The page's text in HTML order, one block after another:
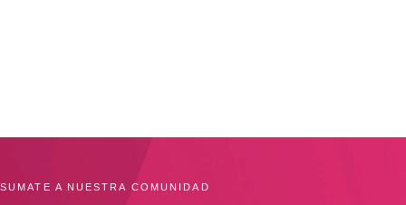
SUMATE A NUESTRA COMUNIDAD